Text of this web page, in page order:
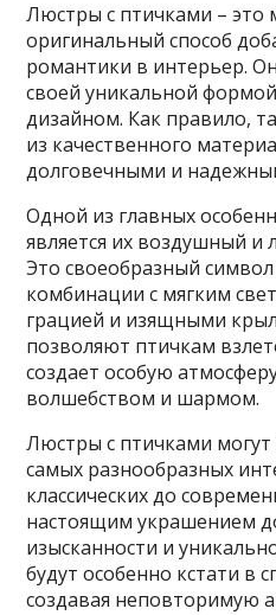
Люстры с птичками – это
оригинальный способ
романтики в интерьер.
своей уникальной
дизайном. Как правило,
из качественного
долговечными и
Одной из главных
является их воздушный и
Это своеобразный
комбинации с мягким
грацией и изящными
позволяют птичкам
создает особую
волшебством и шармом.
Люстры с птичками
самых разнообразных
классических до
настоящим украшением
изысканности и
будут особенно кстати в
создавая неповторимую